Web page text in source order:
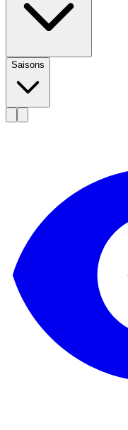
Saisons